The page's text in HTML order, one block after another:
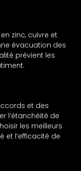
zinc, cuivre et
évacuation des
prévient les
et des
l’étanchéité de
les meilleurs
et l’efficacité de